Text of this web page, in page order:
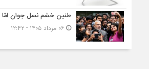
طنین خشم نسل جوان امّا
۰۶ مرداد ۱۴۰۵ - ۱۲:۴۲